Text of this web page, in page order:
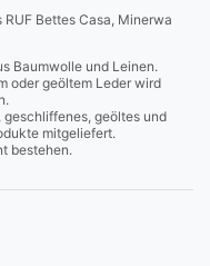
Bettes Casa, Minerwa
Baumwolle und Leinen.
oder geöltem Leder wird
geöltes und
mitgeliefert.
bestehen.